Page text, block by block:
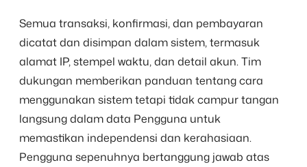
Semua transaksi, konfirmasi, dan pembayaran
dicatat dan disimpan dalam sistem, termasuk
alamat IP, stempel waktu, dan detail akun. Tim
dukungan memberikan panduan tentang cara
menggunakan sistem tetapi tidak campur tangan
langsung dalam data Pengguna untuk
memastikan independensi dan kerahasiaan.
Pengguna sepenuhnya bertanggung jawab atas